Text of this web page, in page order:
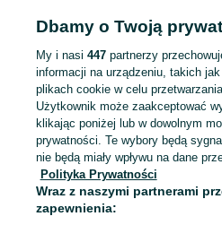
KATEGORIA
Mapa kategorii
Mapa miejscowości
Mapa ministron
Popularne wyszukiwania
Dbamy o Twoją
My i nasi 447partnerzy
informacji na urządzeniu, takich
plikach cookie w celu
Użytkownik może zaakceptować
klikając poniżej lub w dowolnym
prywatności. Te wybory będą
nie będą miały wpływu na dane
Polityka Prywatności
Wraz z naszymi partnerami
zapewnienia: